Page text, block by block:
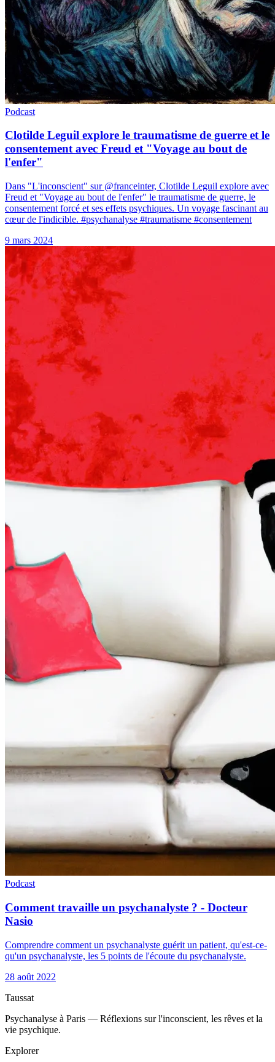
Podcast
Clotilde Leguil explore le traumatisme de guerre et le
consentement avec Freud et "Voyage au bout de
l'enfer"
Dans "L'inconscient" sur @franceinter, Clotilde Leguil explore avec
Freud et "Voyage au bout de l'enfer" le traumatisme de guerre, le
consentement forcé et ses effets psychiques. Un voyage fascinant au
cœur de l'indicible. #psychanalyse #traumatisme #consentement
9 mars 2024
Podcast
Comment travaille un psychanalyste ? - Docteur
Nasio
Comprendre comment un psychanalyste guérit un patient, qu'est-ce-
qu'un psychanalyste, les 5 points de l'écoute du psychanalyste.
28 août 2022
Taussat
Psychanalyse à Paris — Réflexions sur l'inconscient, les rêves et la
vie psychique.
Explorer